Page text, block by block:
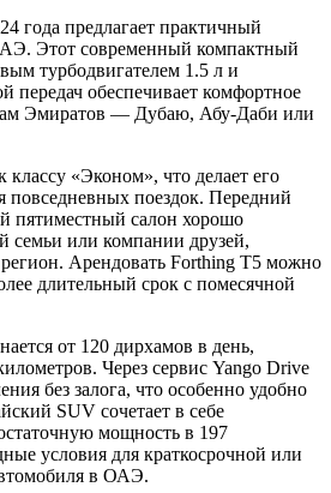
года предлагает практичный
Этот современный компактный
турбодвигателем 1.5 л и
передач обеспечивает комфортное
Эмиратов — Дубаю, Абу-Даби или
классу «Эконом», что делает его
поездок. Передний
пятиместный салон хорошо
семьи или компании друзей,
Арендовать Forthing T5 можно
длительный срок с помесячной
от 120 дирхамов в день,
Через сервис Yango Drive
без залога, что особенно удобно
SUV сочетает в себе
мощность в 197
условия для краткосрочной или
в ОАЭ.